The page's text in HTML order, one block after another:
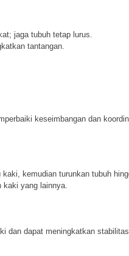
jaga tubuh tetap lurus.
tantangan.
keseimbangan dan
kemudian turunkan tubuh
kaki yang lainnya.
dan dapat meningkatkan